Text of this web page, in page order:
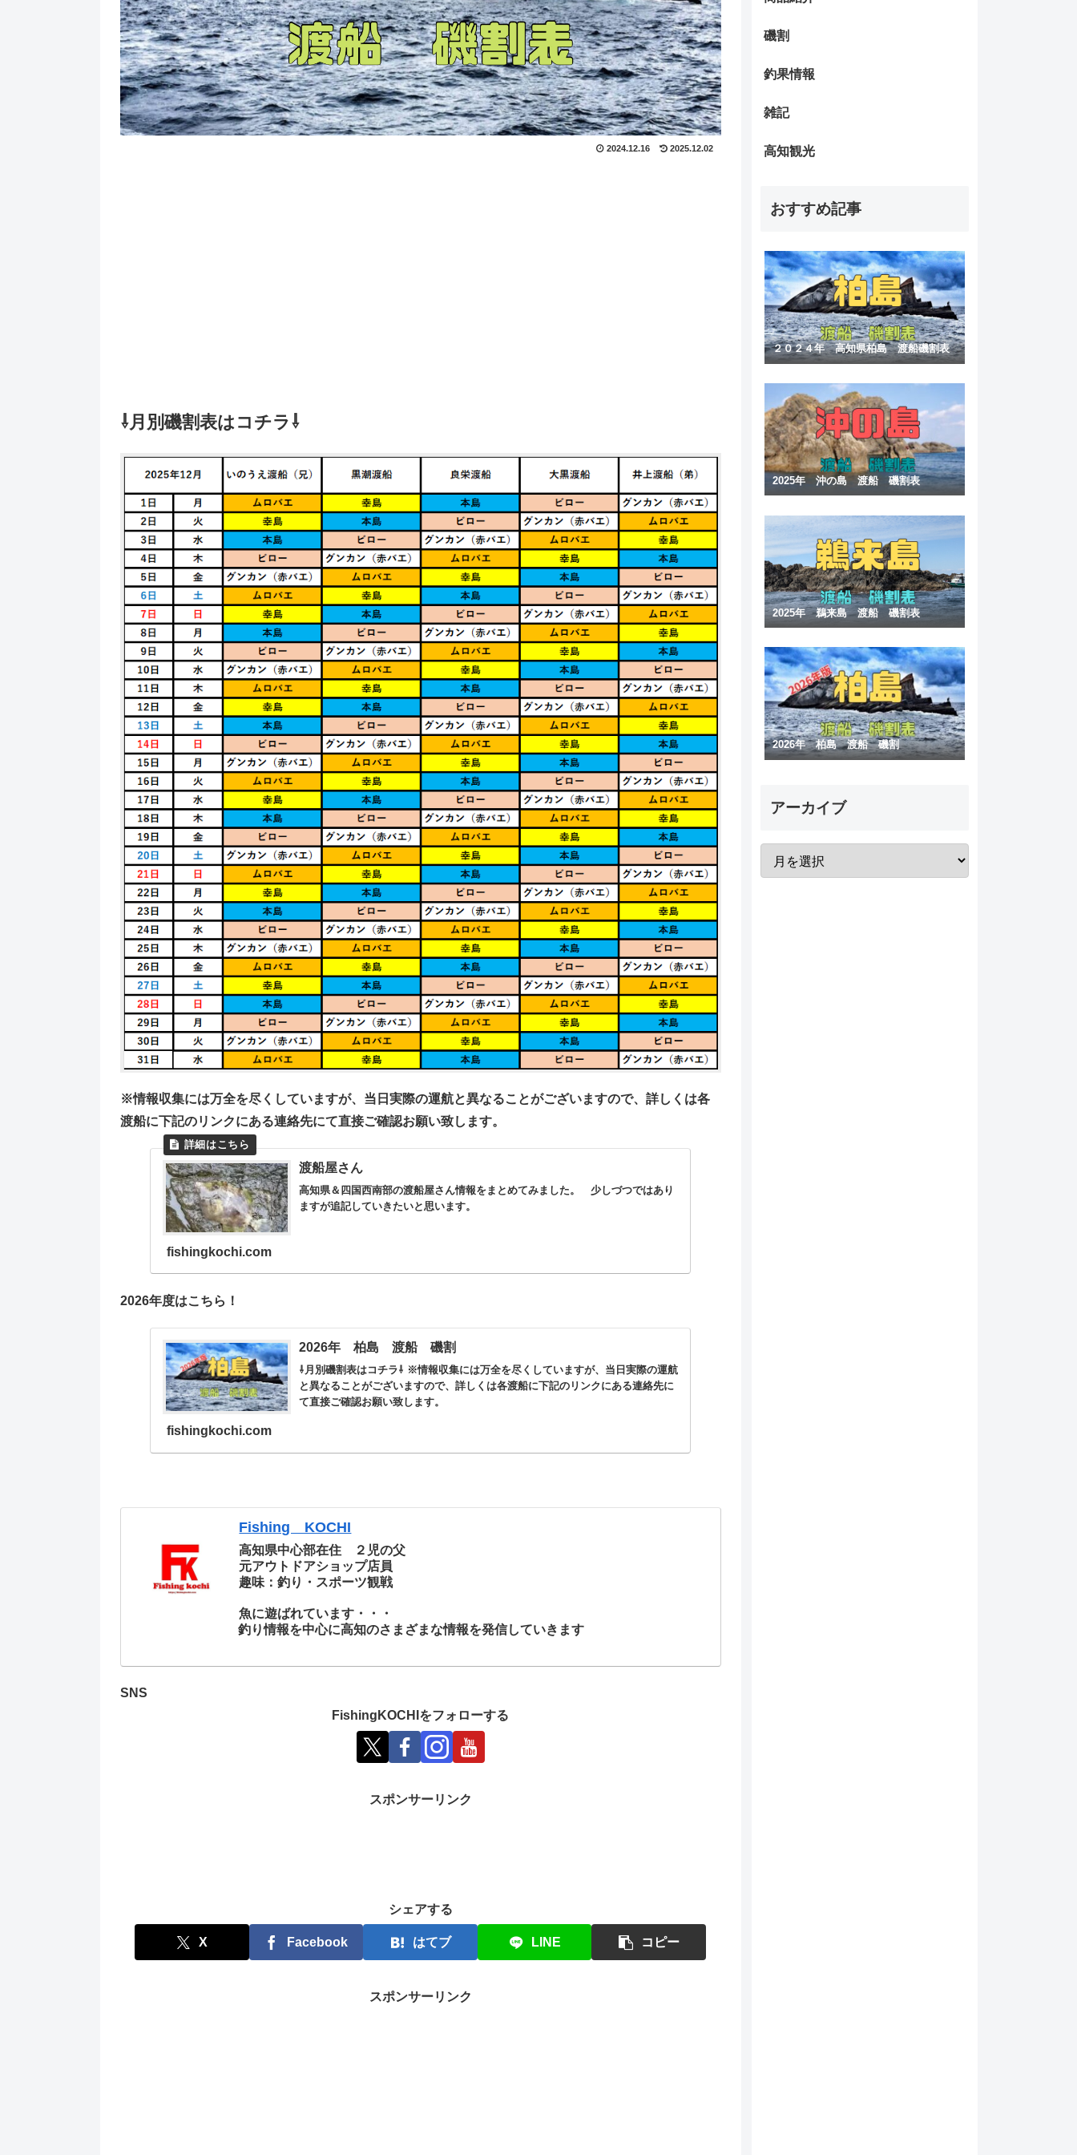
2024.12.16 2025.12.02
⇩月別磯割表はコチラ⇩
※情報収集には万全を尽くしていますが、当日実際の運航と異なることがございますので、詳しくは各
渡船に下記のリンクにある連絡先にて直接ご確認お願い致します。
渡船屋さん
高知県＆四国西南部の渡船屋さん情報をまとめてみました。 少しづつではあり
ますが追記していきたいと思います。
fishingkochi.com
2026年度はこちら！
2026年 柏島 渡船 磯割
⇩月別磯割表はコチラ⇩ ※情報収集には万全を尽くしていますが、当日実際の運航
と異なることがございますので、詳しくは各渡船に下記のリンクにある連絡先に
て直接ご確認お願い致します。
fishingkochi.com
Fishing KOCHI
高知県中心部在住 ２児の父
元アウトドアショップ店員
趣味：釣り・スポーツ観戦
魚に遊ばれています・・・
釣り情報を中心に高知のさまざまな情報を発信していきます
SNS
FishingKOCHIをフォローする
スポンサーリンク
シェアする
X Facebook はてブ LINE コピー
スポンサーリンク
磯割
釣果情報
雑記
高知観光
おすすめ記事
２０２４年 高知県柏島 渡船磯割表
2025年 沖の島 渡船 磯割表
2025年 鵜来島 渡船 磯割表
2026年 柏島 渡船 磯割
アーカイブ